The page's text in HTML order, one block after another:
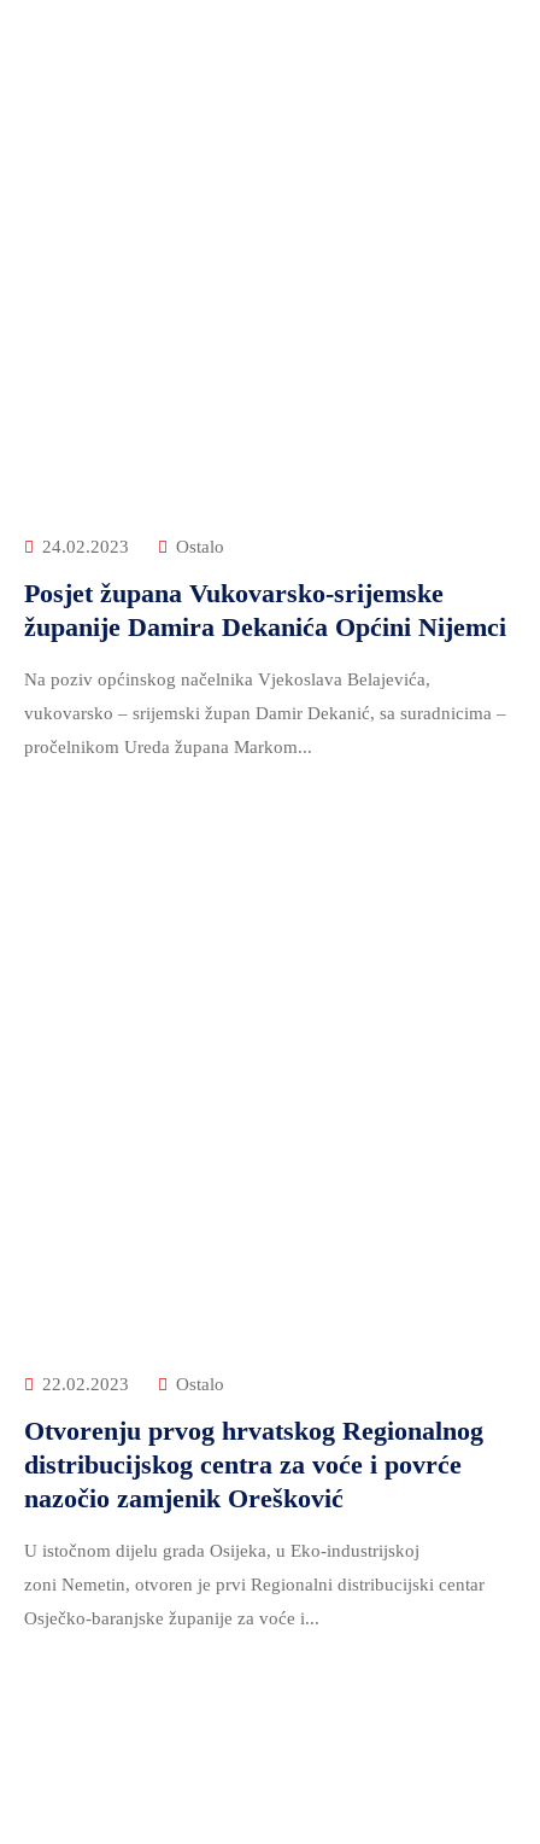
24.02.2023 Ostalo
Posjet župana Vukovarsko-srijemske
županije Damira Dekanića Općini Nijemci
Na poziv općinskog načelnika Vjekoslava Belajevića,
vukovarsko – srijemski župan Damir Dekanić, sa suradnicima –
pročelnikom Ureda župana Markom...
22.02.2023 Ostalo
Otvorenju prvog hrvatskog Regionalnog
distribucijskog centra za voće i povrće
nazočio zamjenik Orešković
U istočnom dijelu grada Osijeka, u Eko-industrijskoj
zoni Nemetin, otvoren je prvi Regionalni distribucijski centar
Osječko-baranjske županije za voće i...